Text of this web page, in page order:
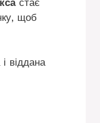
щоб
віддана